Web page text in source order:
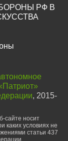
РФ В
, 2015-
сайте носит
каких условиях не
статьи 437